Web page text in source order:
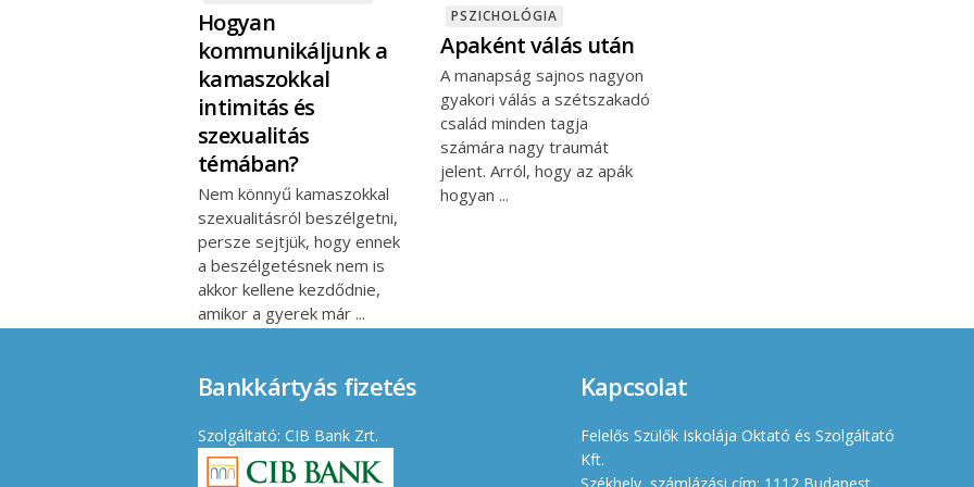
Hogyan
kommunikáljunk a
kamaszokkal
intimitás és
szexualitás
témában?
Nem könnyű kamaszokkal
szexualitásról beszélgetni,
persze sejtjük, hogy ennek
a beszélgetésnek nem is
akkor kellene kezdődnie,
amikor a gyerek már
PSZICHOLÓGIA
Apaként válás után
A manapság sajnos nagyon
gyakori válás a szétszakadó
család minden tagja
számára nagy traumát
jelent. Arról, hogy az apák
hogyan
Bankkártyás fizetés
Szolgáltató: CIB Bank Zrt.
Kapcsolat
Felelős Szülők Iskolája Oktató és Szolgáltató
Kft.